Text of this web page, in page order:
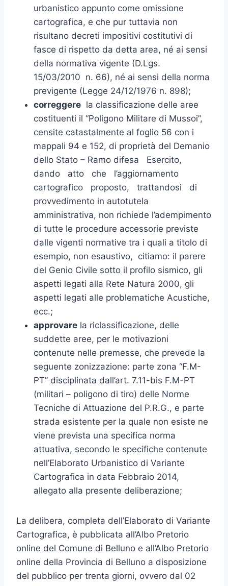
urbanistico appunto come omissione
cartografica, e che pur tuttavia non
risultano decreti impositivi costitutivi di
fasce di rispetto da detta area, né ai sensi
della normativa vigente (D.Lgs.
15/03/2010 n. 66), né ai sensi della norma
previgente (Legge 24/12/1976 n. 898);
correggere la classificazione delle aree
costituenti il “Poligono Militare di Mussoi”,
censite catastalmente al foglio 56 con i
mappali 94 e 152, di proprietà del Demanio
dello Stato – Ramo difesa Esercito,
dando atto che l’aggiornamento
cartografico proposto, trattandosi di
provvedimento in autotutela
amministrativa, non richiede l’adempimento
di tutte le procedure accessorie previste
dalle vigenti normative tra i quali a titolo di
esempio, non esaustivo, citiamo: il parere
del Genio Civile sotto il profilo sismico, gli
aspetti legati alla Rete Natura 2000, gli
aspetti legati alle problematiche Acustiche,
ecc.;
approvare la riclassificazione, delle
suddette aree, per le motivazioni
contenute nelle premesse, che prevede la
seguente zonizzazione: parte zona “F.M-
PT” disciplinata dall’art. 7.11-bis F.M-PT
(militari – poligono di tiro) delle Norme
Tecniche di Attuazione del P.R.G., e parte
strada esistente per la quale non esiste ne
viene prevista una specifica norma
attuativa, secondo le specifiche contenute
nell’Elaborato Urbanistico di Variante
Cartografica in data Febbraio 2014,
allegato alla presente deliberazione;
La delibera, completa dell’Elaborato di Variante
Cartografica, è pubblicata all’Albo Pretorio
online del Comune di Belluno e all’Albo Pretorio
online della Provincia di Belluno a disposizione
del pubblico per trenta giorni, ovvero dal 02